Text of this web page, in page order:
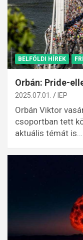
BELFÖLDI HÍREK
Orbán: Pride-
2025.07.01. IEP
Orbán Viktor
csoportban tett
aktuális témát is…